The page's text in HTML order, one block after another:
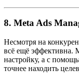
8. Meta Ads
Несмотря на
всё ещё эффективна.
настройку, а с
точнее находить